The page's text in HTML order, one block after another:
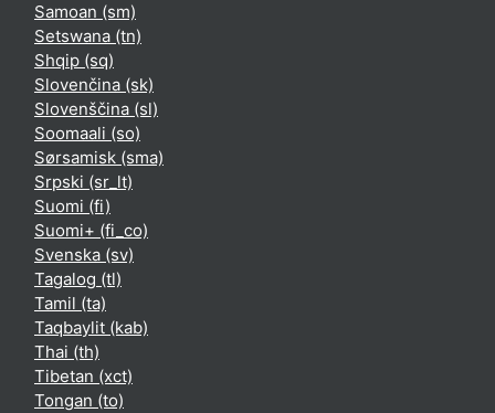
Samoan ‎(sm)‎
Setswana ‎(tn)‎
Shqip ‎(sq)‎
Slovenčina ‎(sk)‎
Slovenščina ‎(sl)‎
Soomaali ‎(so)‎
Sørsamisk ‎(sma)‎
Srpski ‎(sr_lt)‎
Suomi ‎(fi)‎
Suomi+ ‎(fi_co)‎
Svenska ‎(sv)‎
Tagalog ‎(tl)‎
Tamil ‎(ta)‎
Taqbaylit ‎(kab)‎
Thai ‎(th)‎
Tibetan ‎(xct)‎
Tongan ‎(to)‎